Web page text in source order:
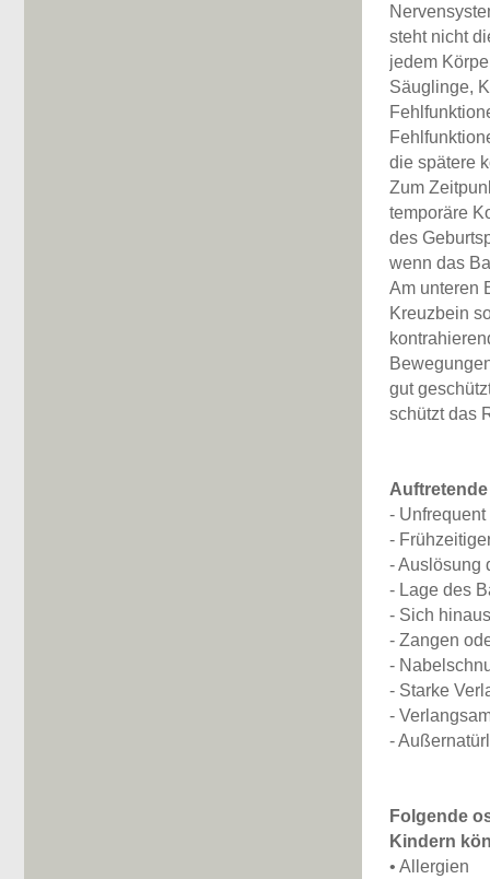
steht nicht
jedem
Säuglinge,
die spätere
Zum
temporäre
des
wenn das
Am unteren
Kreuzbein
gut
schützt das
-
-
- Auslösung
- Lage des
- Sich
- Zangen
-
- Starke
-
-
Folgende
Kindern
• Allergien